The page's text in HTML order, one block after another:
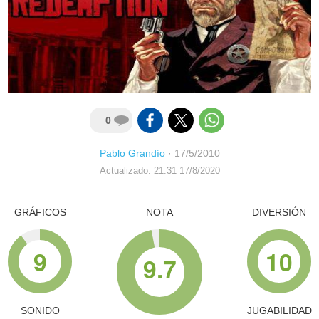
0
Pablo Grandío· 17/5/2010
Actualizado: 21:31 17/8/2020
GRÁFICOS
9
SONIDO
NOTA
9.7
DIVERSIÓN
10
JUGABILIDAD